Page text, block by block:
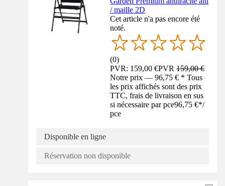
/ maille 2D
Cet article n'a pas encore été
noté.
(0)
PVR: 159,00 €PVR159,00 €
Notre prix — 96,75 € * Tous
les prix affichés sont des prix
TTC, frais de livraison en sus
si nécessaire par pce96,75 €*/
pce
Disponible en ligne
Réservation non disponible